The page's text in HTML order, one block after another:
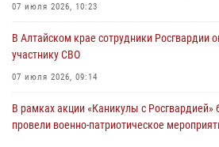
07 июля 2026, 10:23
В Алтайском крае сотрудники Росгвардии
участнику СВО
07 июля 2026, 09:14
В рамках акции «Каникулы с
провели военно-патриотическое